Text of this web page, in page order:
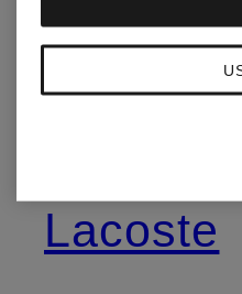
Guess
Lacoste